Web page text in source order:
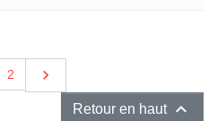
2 Suivant

Retour en haut 